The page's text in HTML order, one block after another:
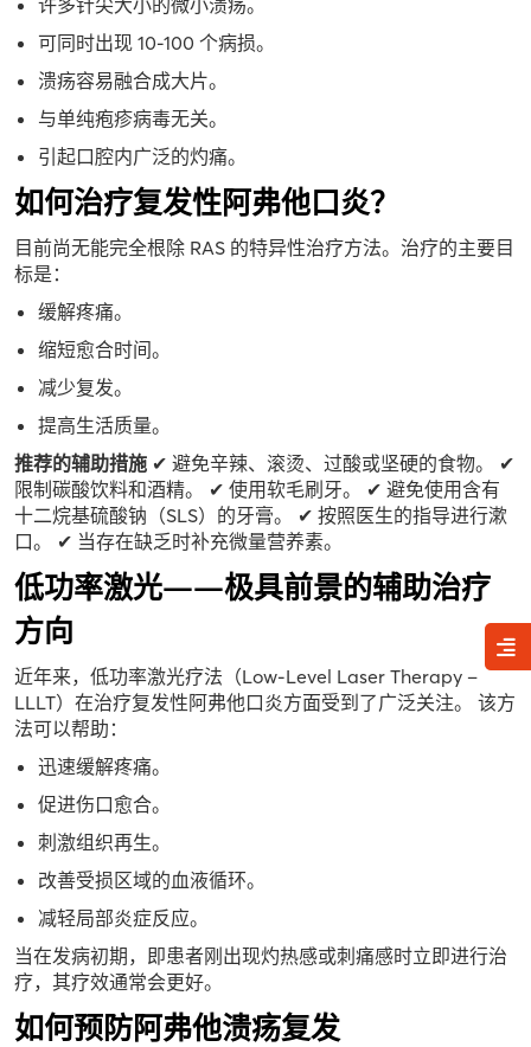
可同时出现 10-100 个病损。
溃疡容易融合成大片。
与单纯疱疹病毒无关。
引起口腔内广泛的灼痛。
如何治疗复发性阿弗他口炎？
目前尚无能完全根除 RAS 的特异性治疗方法。治疗的主要目
标是：
缓解疼痛。
缩短愈合时间。
减少复发。
提高生活质量。
推荐的辅助措施 ✔ 避免辛辣、滚烫、过酸或坚硬的食物。 ✔
限制碳酸饮料和酒精。 ✔ 使用软毛刷牙。 ✔ 避免使用含有
十二烷基硫酸钠（SLS）的牙膏。 ✔ 按照医生的指导进行漱
口。 ✔ 当存在缺乏时补充微量营养素。
低功率激光——极具前景的辅助治疗
方向
近年来，低功率激光疗法（Low-Level Laser Therapy –
LLLT）在治疗复发性阿弗他口炎方面受到了广泛关注。 该方
法可以帮助：
迅速缓解疼痛。
促进伤口愈合。
刺激组织再生。
改善受损区域的血液循环。
减轻局部炎症反应。
当在发病初期，即患者刚出现灼热感或刺痛感时立即进行治
疗，其疗效通常会更好。
如何预防阿弗他溃疡复发